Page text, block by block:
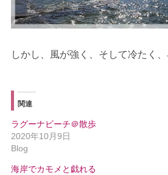
しかし、風が強く、そして冷たく、
関連
ラグーナビーチ＠散歩
2020年10月9日
Blog
海岸でカモメと戯れる